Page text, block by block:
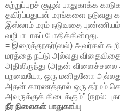
​சுற்றுப்புறச் சூழல் பாதுகாக்க
தவிர்ப்பதுடன் மரங்களை நடுவது
இஸ்லாம் மரம் நடுவதை புண்ணியம்
வழிபாடாகப் போதிக்கின்றது.
= இறைத்தூதர்(ஸல்) அவர்கள்
மரத்தை நட்டு அல்லது
அதிலிருந்து (அதன்
பறவையோ, ஒரு மனிதனோ
அதன் காரணத்தால் ஒரு தர்மம்
அவருக்குக் கிடைக்கும்” (நூல்:
நீர் நிலைகள் பாதுகாப்பு